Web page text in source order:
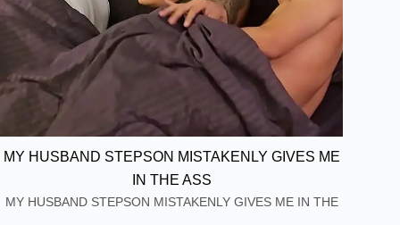
MY HUSBAND STEPSON MISTAKENLY GIVES ME
IN THE ASS
MY HUSBAND STEPSON MISTAKENLY GIVES ME IN THE